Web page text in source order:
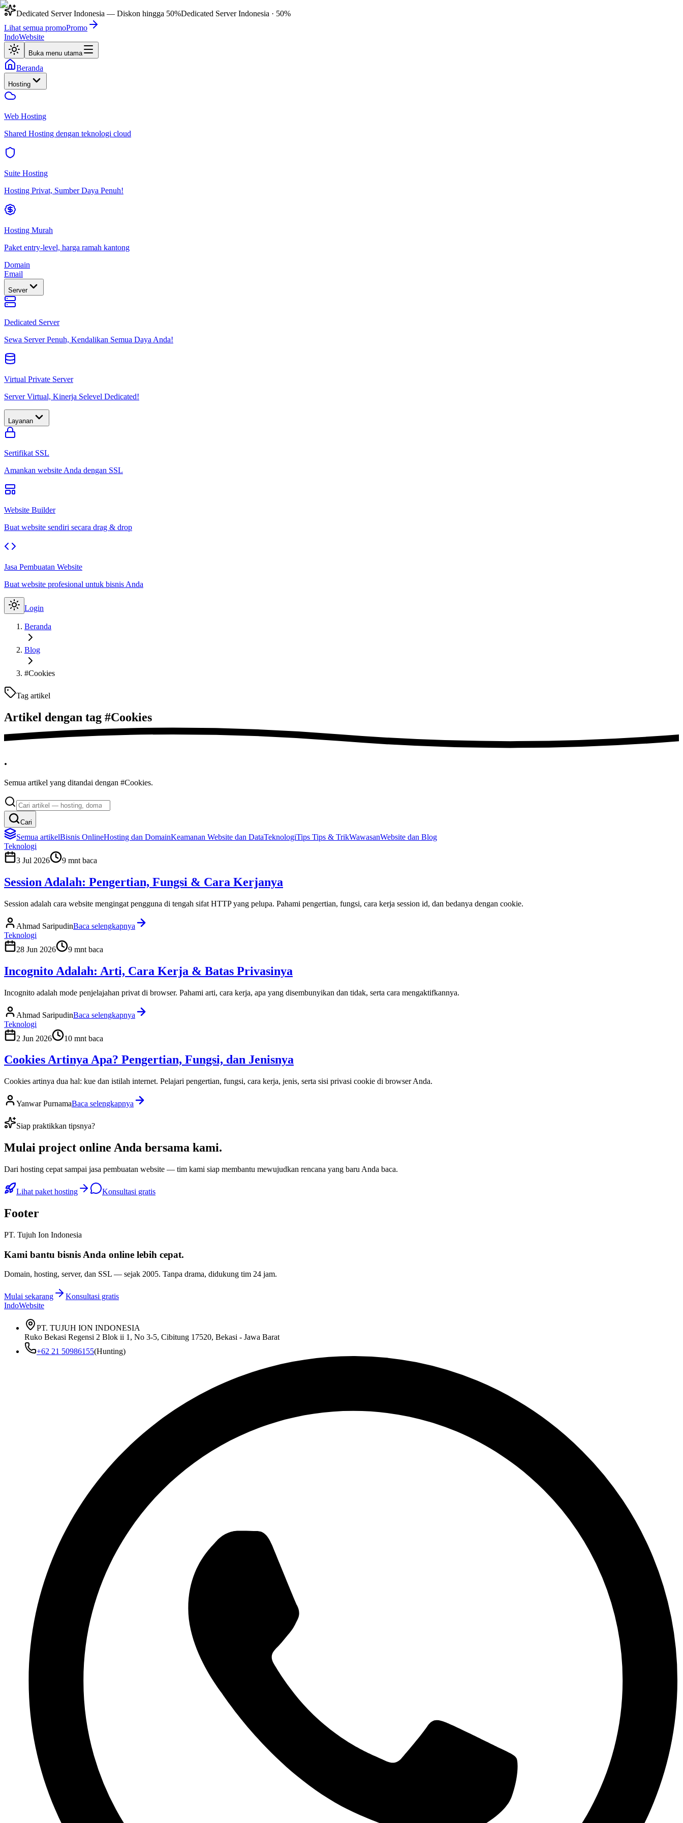
Dedicated Server Indonesia — Diskon hingga 50%Dedicated Server Indonesia · 50%
Lihat semua promoPromo
IndoWebsite
Buka menu utama
Beranda
Hosting
Web Hosting
Shared Hosting dengan teknologi cloud
Suite Hosting
Hosting Privat, Sumber Daya Penuh!
Hosting Murah
Paket entry-level, harga ramah kantong
Domain
Email
Server
Dedicated Server
Sewa Server Penuh, Kendalikan Semua Daya Anda!
Virtual Private Server
Server Virtual, Kinerja Selevel Dedicated!
Layanan
Sertifikat SSL
Amankan website Anda dengan SSL
Website Builder
Buat website sendiri secara drag & drop
Jasa Pembuatan Website
Buat website profesional untuk bisnis Anda
Login
Beranda
Blog
#Cookies
Tag artikel
Artikel dengan tag #Cookies
.
Semua artikel yang ditandai dengan #Cookies.
Cari
Semua artikelBisnis OnlineHosting dan DomainKeamanan Website dan DataTeknologiTips Tips & TrikWawasanWebsite dan Blog
Teknologi
3 Jul 2026
9 mnt baca
Session Adalah: Pengertian, Fungsi & Cara Kerjanya
Session adalah cara website mengingat pengguna di tengah sifat HTTP yang pelupa. Pahami pengertian, fungsi, cara kerja session id, dan bedanya dengan cookie.
Ahmad SaripudinBaca selengkapnya
Teknologi
28 Jun 2026
9 mnt baca
Incognito Adalah: Arti, Cara Kerja & Batas Privasinya
Incognito adalah mode penjelajahan privat di browser. Pahami arti, cara kerja, apa yang disembunyikan dan tidak, serta cara mengaktifkannya.
Ahmad SaripudinBaca selengkapnya
Teknologi
2 Jun 2026
10 mnt baca
Cookies Artinya Apa? Pengertian, Fungsi, dan Jenisnya
Cookies artinya dua hal: kue dan istilah internet. Pelajari pengertian, fungsi, cara kerja, jenis, serta sisi privasi cookie di browser Anda.
Yanwar PurnamaBaca selengkapnya
Siap praktikkan tipsnya?
Mulai project online Anda bersama kami.
Dari hosting cepat sampai jasa pembuatan website — tim kami siap membantu mewujudkan rencana yang baru Anda baca.
Lihat paket hosting Konsultasi gratis
Footer
PT. Tujuh Ion Indonesia
Kami bantu bisnis Anda online lebih cepat.
Domain, hosting, server, dan SSL — sejak 2005. Tanpa drama, didukung tim 24 jam.
Mulai sekarang
Konsultasi gratis
IndoWebsite
PT. TUJUH ION INDONESIA
Ruko Bekasi Regensi 2 Blok ii 1, No 3-5, Cibitung 17520, Bekasi - Jawa Barat
+62 21 50986155(Hunting)